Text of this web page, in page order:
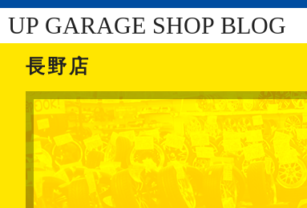
UP GARAGE SHOP BLOG
長野店